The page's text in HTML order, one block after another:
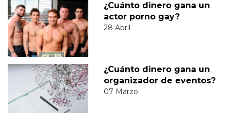
¿Cuánto dinero gana un
actor porno gay?
28 Abril
¿Cuánto dinero gana un
organizador de eventos?
07 Marzo